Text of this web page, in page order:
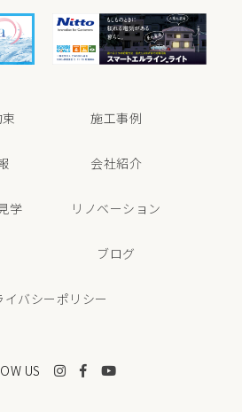
施工事例
会社紹介
学 リノベーション
ブログ
イバシーポリシー
US